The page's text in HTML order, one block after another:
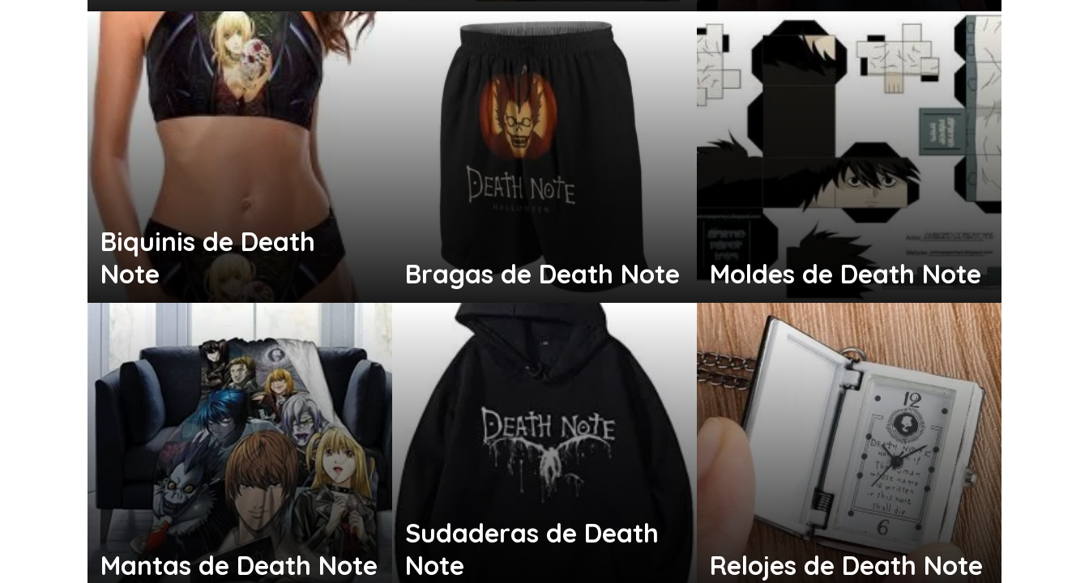
Biquinis de Death
Note
Bragas de Death Note Moldes de Death Note
Mantas de Death Note
Sudaderas de Death
Note
Relojes de Death Note